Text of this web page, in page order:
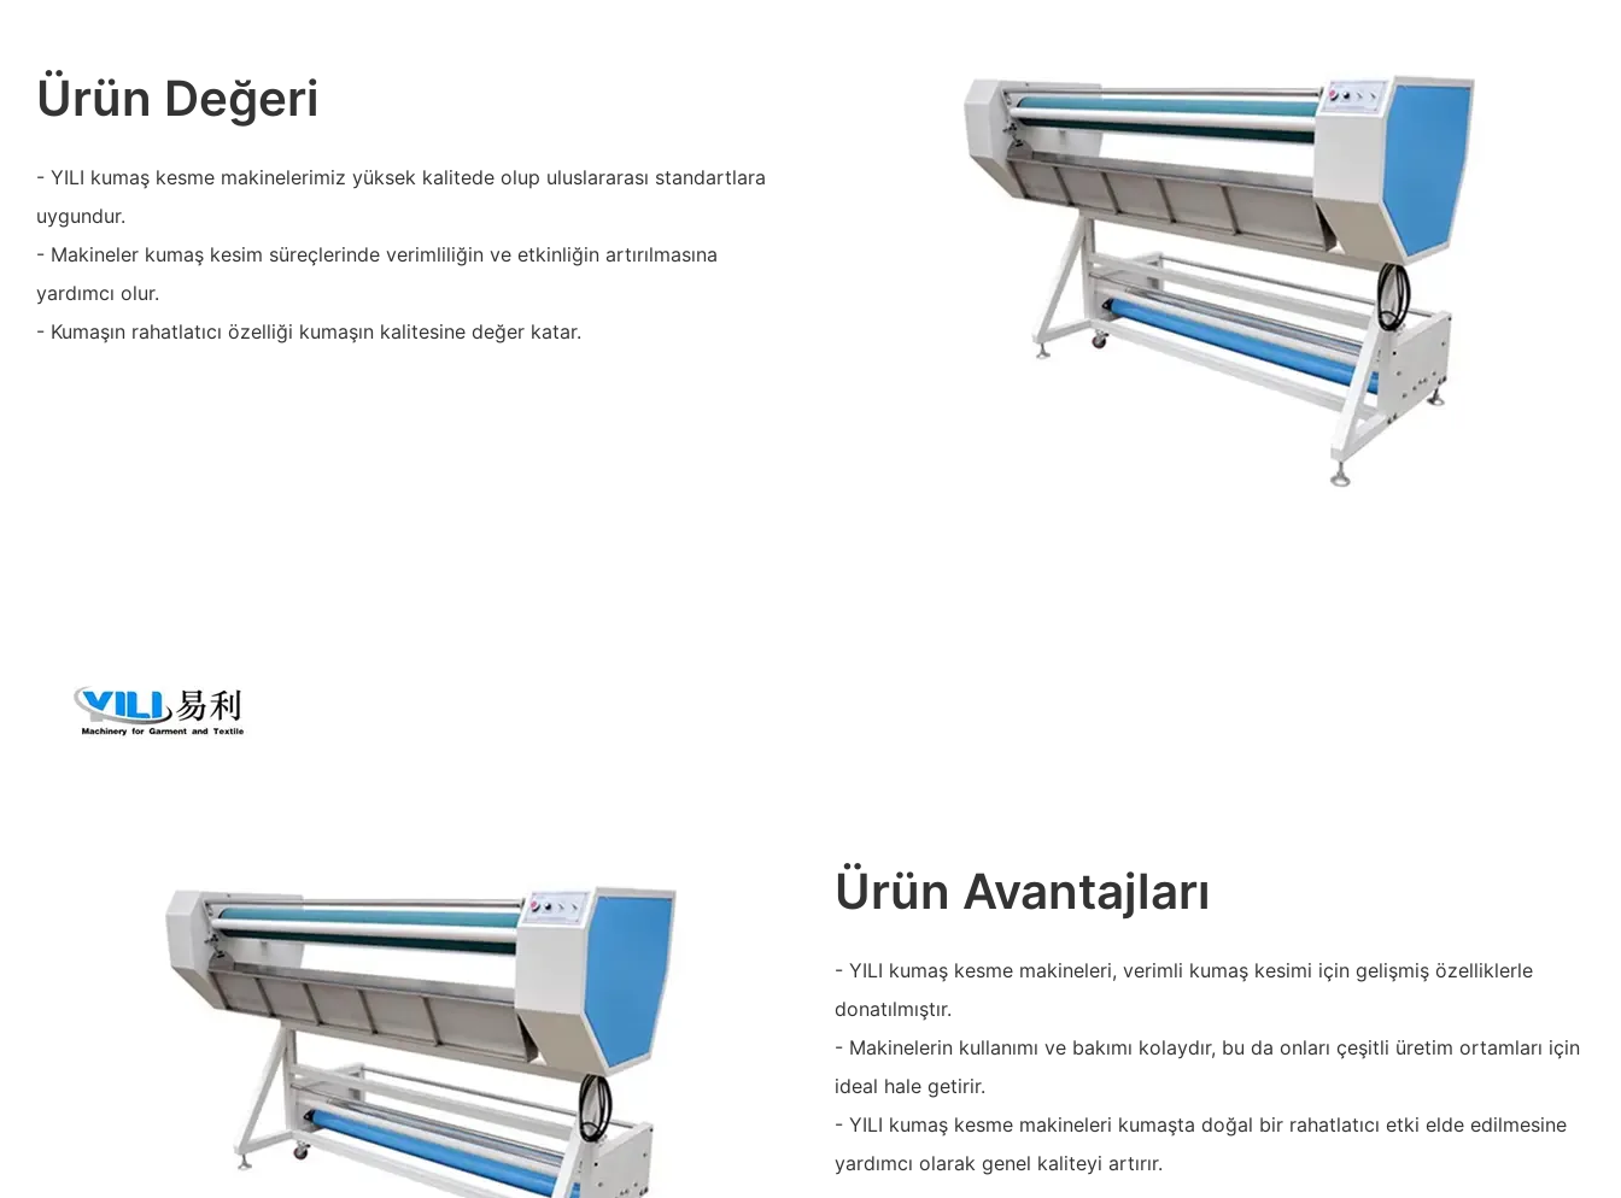
Ürün Değeri
- YILI kumaş kesme makinelerimiz yüksek kalitede olup uluslararası standartlara
uygundur.
- Makineler kumaş kesim süreçlerinde verimliliğin ve etkinliğin artırılmasına
yardımcı olur.
- Kumaşın rahatlatıcı özelliği kumaşın kalitesine değer katar.
Ürün Avantajları
- YILI kumaş kesme makineleri, verimli kumaş kesimi için gelişmiş özelliklerle
donatılmıştır.
- Makinelerin kullanımı ve bakımı kolaydır, bu da onları çeşitli üretim ortamları için
ideal hale getirir.
- YILI kumaş kesme makineleri kumaşta doğal bir rahatlatıcı etki elde edilmesine
yardımcı olarak genel kaliteyi artırır.